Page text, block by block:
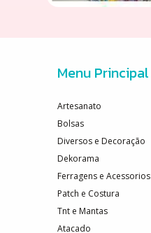
Menu Principal
Artesanato
Bolsas
Diversos e Decoração
Dekorama
Ferragens e Acessorios
Patch e Costura
Tnt e Mantas
Atacado